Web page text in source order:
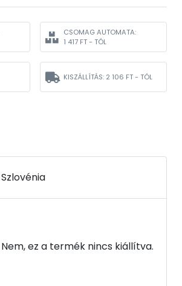
CSOMAG AUTOMATA:
1 417 FT - TÓL
KISZÁLLÍTÁS: 2 106 FT - TÓL
Szlovénia
Nem, ez a termék nincs kiállítva.